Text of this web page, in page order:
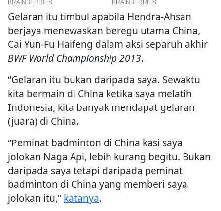
Gelaran itu timbul apabila Hendra-Ahsan
berjaya menewaskan beregu utama China,
Cai Yun-Fu Haifeng dalam aksi separuh akhir
BWF World Championship 2013.
“Gelaran itu bukan daripada saya. Sewaktu
kita bermain di China ketika saya melatih
Indonesia, kita banyak mendapat gelaran
(juara) di China.
“Peminat badminton di China kasi saya
jolokan Naga Api, lebih kurang begitu. Bukan
daripada saya tetapi daripada peminat
badminton di China yang memberi saya
jolokan itu,” katanya.